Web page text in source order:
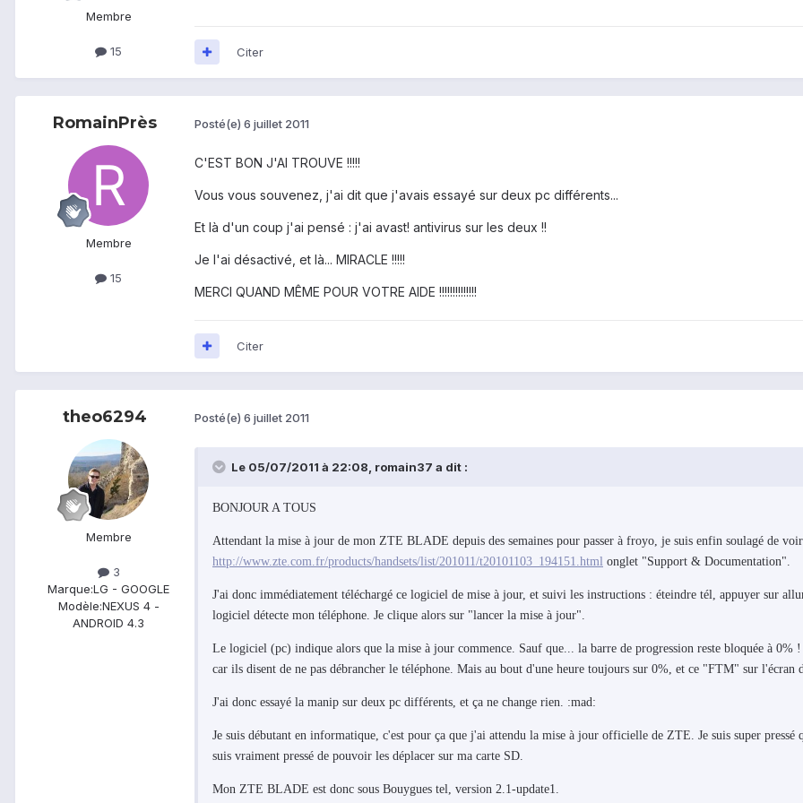
Membre
15 Citer
RomainPrès
Membre
15
Posté(e) 6 juillet 2011
C'EST BON J'AI TROUVE !!!!!
Vous vous souvenez, j'ai dit que j'avais essayé sur deux pc différents...
Et là d'un coup j'ai pensé : j'ai avast! antivirus sur les deux !!
Je l'ai désactivé, et là... MIRACLE !!!!!
MERCI QUAND MÊME POUR VOTRE AIDE !!!!!!!!!!!!!!
Citer
theo6294
Membre
3
Marque:LG - GOOGLE
Modèle:NEXUS 4 -
ANDROID 4.3
Posté(e) 6 juillet 2011
Le 05/07/2011 à 22:08, romain37 a dit :
BONJOUR A TOUS
Attendant la mise à jour de mon ZTE BLADE depuis des semaines pour passer à froyo, je suis enfin soulagé de
http://www.zte.com.fr/products/handsets/list/201011/t20101103_194151.html onglet "Support & Documentation".
J'ai donc immédiatement téléchargé ce logiciel de mise à jour, et suivi les instructions : éteindre tél, appuyer sur
logiciel détecte mon téléphone. Je clique alors sur "lancer la mise à jour".
Le logiciel (pc) indique alors que la mise à jour commence. Sauf que... la barre de progression reste bloquée à 0%
car ils disent de ne pas débrancher le téléphone. Mais au bout d'une heure toujours sur 0%, et ce "FTM" sur l'écran
J'ai donc essayé la manip sur deux pc différents, et ça ne change rien. :mad:
Je suis débutant en informatique, c'est pour ça que j'ai attendu la mise à jour officielle de ZTE. Je suis super
suis vraiment pressé de pouvoir les déplacer sur ma carte SD.
Mon ZTE BLADE est donc sous Bouygues tel, version 2.1-update1.